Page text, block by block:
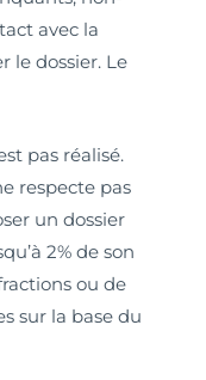
avec la
le dossier. Le
pas réalisé.
respecte pas
un dossier
2% de son
ou de
sur la base du